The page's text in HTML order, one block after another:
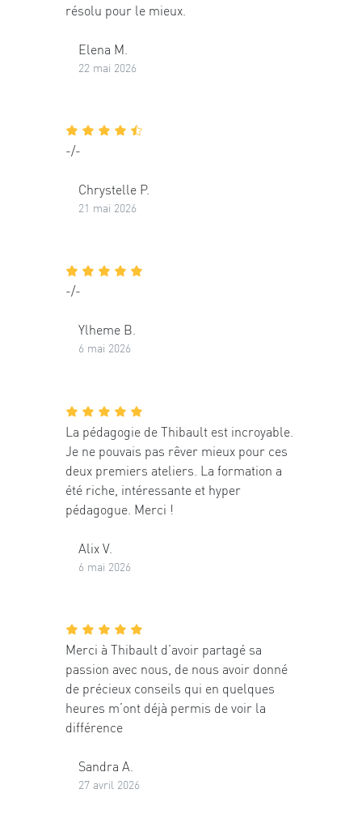
résolu pour le mieux.
Elena M.
22 mai 2026
-/-
Chrystelle P.
21 mai 2026
-/-
Ylheme B.
6 mai 2026
La pédagogie de Thibault est incroyable.
Je ne pouvais pas rêver mieux pour ces
deux premiers ateliers. La formation a
été riche, intéressante et hyper
pédagogue. Merci !
Alix V.
6 mai 2026
Merci à Thibault d’avoir partagé sa
passion avec nous, de nous avoir donné
de précieux conseils qui en quelques
heures m’ont déjà permis de voir la
différence
Sandra A.
27 avril 2026